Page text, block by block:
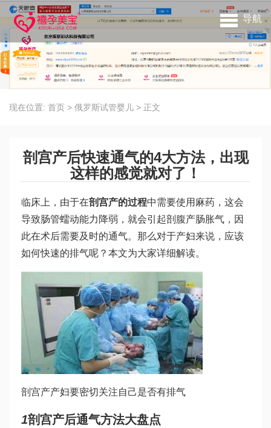
导航
现在位置: 首页 > 俄罗斯试管婴儿 > 正文
剖宫产后快速通气的4大方法，出现
这样的感觉就对了！
临床上，由于在剖宫产的过程中需要使用麻药，这会
导致肠管蠕动能力降弱，就会引起剖腹产肠胀气，因
此在术后需要及时的通气。那么对于产妇来说，应该
如何快速的排气呢？本文为大家详细解读。
剖宫产产妇要密切关注自己是否有排气
1剖宫产后通气方法大盘点